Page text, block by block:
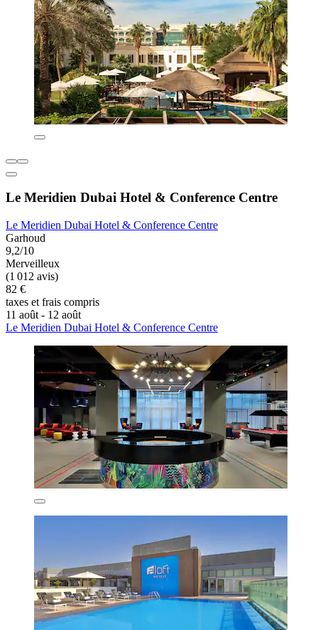
Le Meridien Dubai Hotel & Conference Centre
Le Meridien Dubai Hotel & Conference Centre
Garhoud
9,2/10
Merveilleux
(1 012 avis)
82 €
taxes et frais compris
11 août - 12 août
Le Meridien Dubai Hotel & Conference Centre